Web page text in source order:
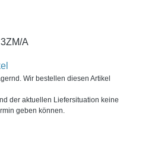
A
Wir bestellen diesen Artikel
der aktuellen Liefersituation keine
geben können.